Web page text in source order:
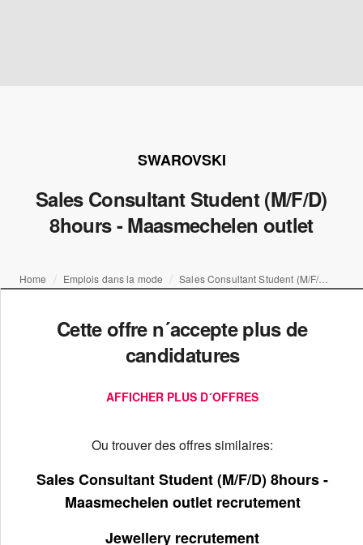
SWAROVSKI
Sales Consultant Student (M/F/D)
8hours - Maasmechelen outlet
Home Emplois dans la mode Sales Consultant Student (M/F/D) 8hours - Maasmechelen outlet
Cette offre n´accepte plus de
candidatures
AFFICHER PLUS D´OFFRES
Ou trouver des offres similaires:
Sales Consultant Student (M/F/D) 8hours -
Maasmechelen outlet recrutement
Jewellery recrutement